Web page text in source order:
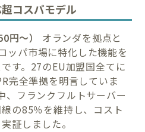
コスパモデル
〜）
オランダを拠点と
ッパ市場に特化した機能を
す。27のEU加盟国全てに
完全準拠を明言していま
、フランクフルトサーバー
の85％を維持し、コスト
証しました。